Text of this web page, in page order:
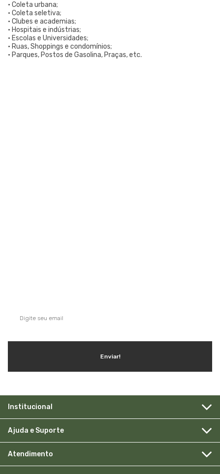
• Coleta urbana;
• Coleta seletiva;
• Clubes e academias;
• Hospitais e indústrias;
• Escolas e Universidades;
• Ruas, Shoppings e condomínios;
• Parques, Postos de Gasolina, Praças, etc.
Enviar!
Institucional
Ajuda e Suporte
Atendimento